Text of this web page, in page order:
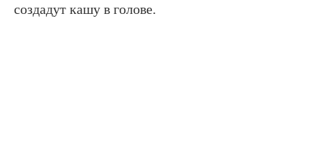
создадут кашу в голове.